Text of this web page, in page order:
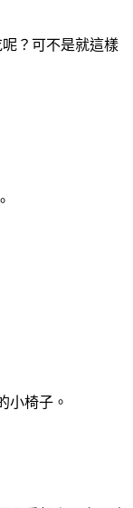
？可不是就這樣
小椅子。